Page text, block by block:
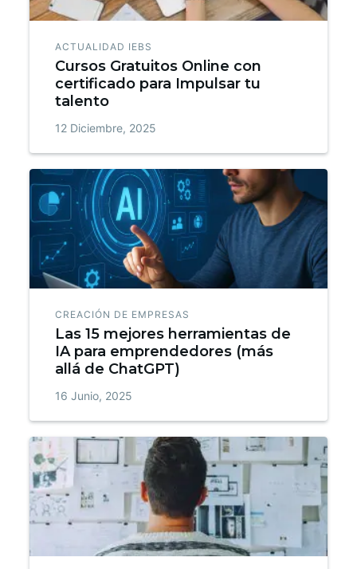
ACTUALIDAD IEBS
Cursos Gratuitos Online con
certificado para Impulsar tu
talento
12 Diciembre, 2025
CREACIÓN DE EMPRESAS
Las 15 mejores herramientas de
IA para emprendedores (más
allá de ChatGPT)
16 Junio, 2025